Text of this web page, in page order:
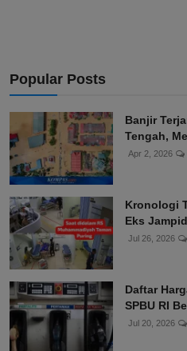
Popular Posts
Banjir
Tengah,
Apr 2, 2026
Kronologi
Eks
Jul 26, 2026
Daftar
SPBU RI
Jul 20, 2026